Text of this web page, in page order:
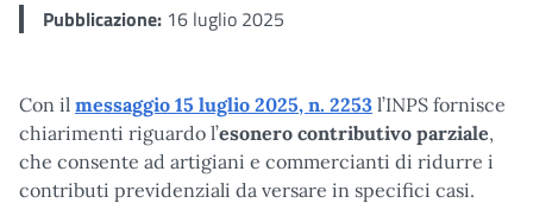
Pubblicazione: 16 luglio 2025
Con il messaggio 15 luglio 2025, n. 2253 l’INPS fornisce
chiarimenti riguardo l’esonero contributivo parziale,
che consente ad artigiani e commercianti di ridurre i
contributi previdenziali da versare in specifici casi.